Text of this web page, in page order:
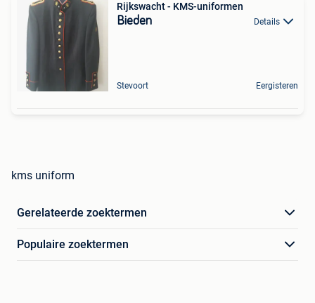
Rijkswacht - KMS-uniformen
Bieden Details
Stevoort Eergisteren
kms uniform
Gerelateerde zoektermen
Populaire zoektermen